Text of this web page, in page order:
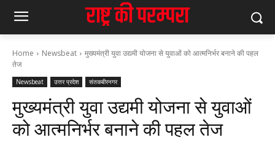
Home Newsbeat
मुख्यमंत्री युवा उद्यमी योजना से युवाओं को आत्मनिर्भर बनाने की पहल
तेज
Newsbeat उत्तर प्रदेश संतकबीरनगर
मुख्यमंत्री युवा उद्यमी योजना से युवाओं
को आत्मनिर्भर बनाने की पहल तेज